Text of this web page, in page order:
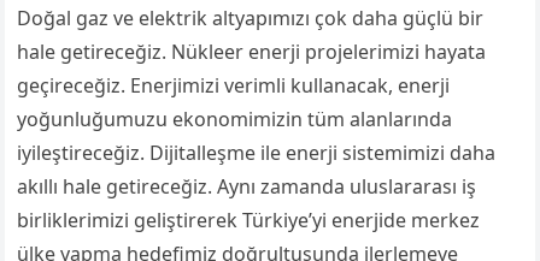
Doğal gaz ve elektrik altyapımızı çok daha güçlü bir
hale getireceğiz. Nükleer enerji projelerimizi hayata
geçireceğiz. Enerjimizi verimli kullanacak, enerji
yoğunluğumuzu ekonomimizin tüm alanlarında
iyileştireceğiz. Dijitalleşme ile enerji sistemimizi daha
akıllı hale getireceğiz. Aynı zamanda uluslararası iş
birliklerimizi geliştirerek Türkiye’yi enerjide merkez
ülke yapma hedefimiz doğrultusunda ilerlemeye